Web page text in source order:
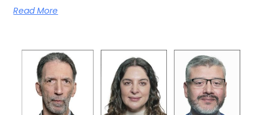
Read More